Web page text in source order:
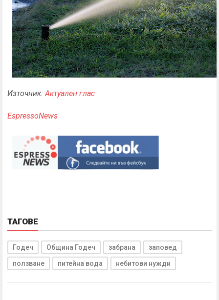
Източник: Актуален глас
EspressoNews
ТАГОВЕ
Годеч Община Годеч забрана заповед
ползване питейна вода небитови нужди